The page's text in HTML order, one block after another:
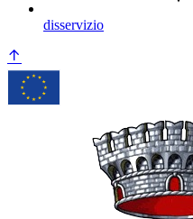
disservizio